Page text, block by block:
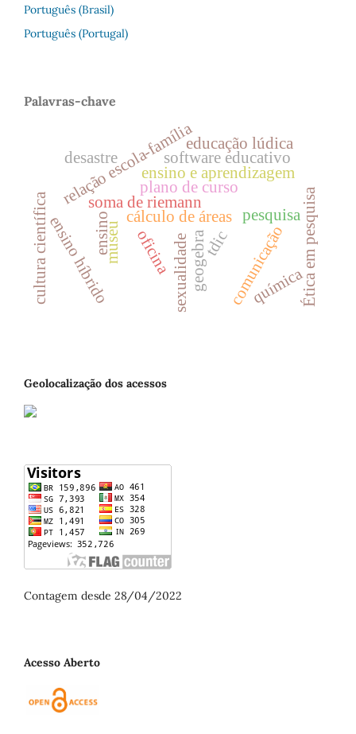
Português (Brasil)
Português (Portugal)
Palavras-chave
cálculo de áreas
tdic
geogebra
soma de riemann
pesquisa
plano de curso Ética em pesquisa
relação escola-família
comunicação
ensino
ensino e aprendizagem
ensino híbrido
software educativo
sexualidade
cultura científica
desastre
oficina
educação lúdica
química
museu
Geolocalização dos acessos
Contagem desde 28/04/2022
Acesso Aberto